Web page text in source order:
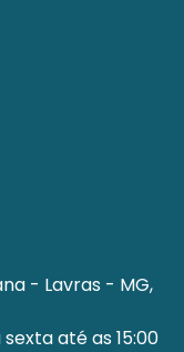
- Lavras - MG,
sexta até as 15:00